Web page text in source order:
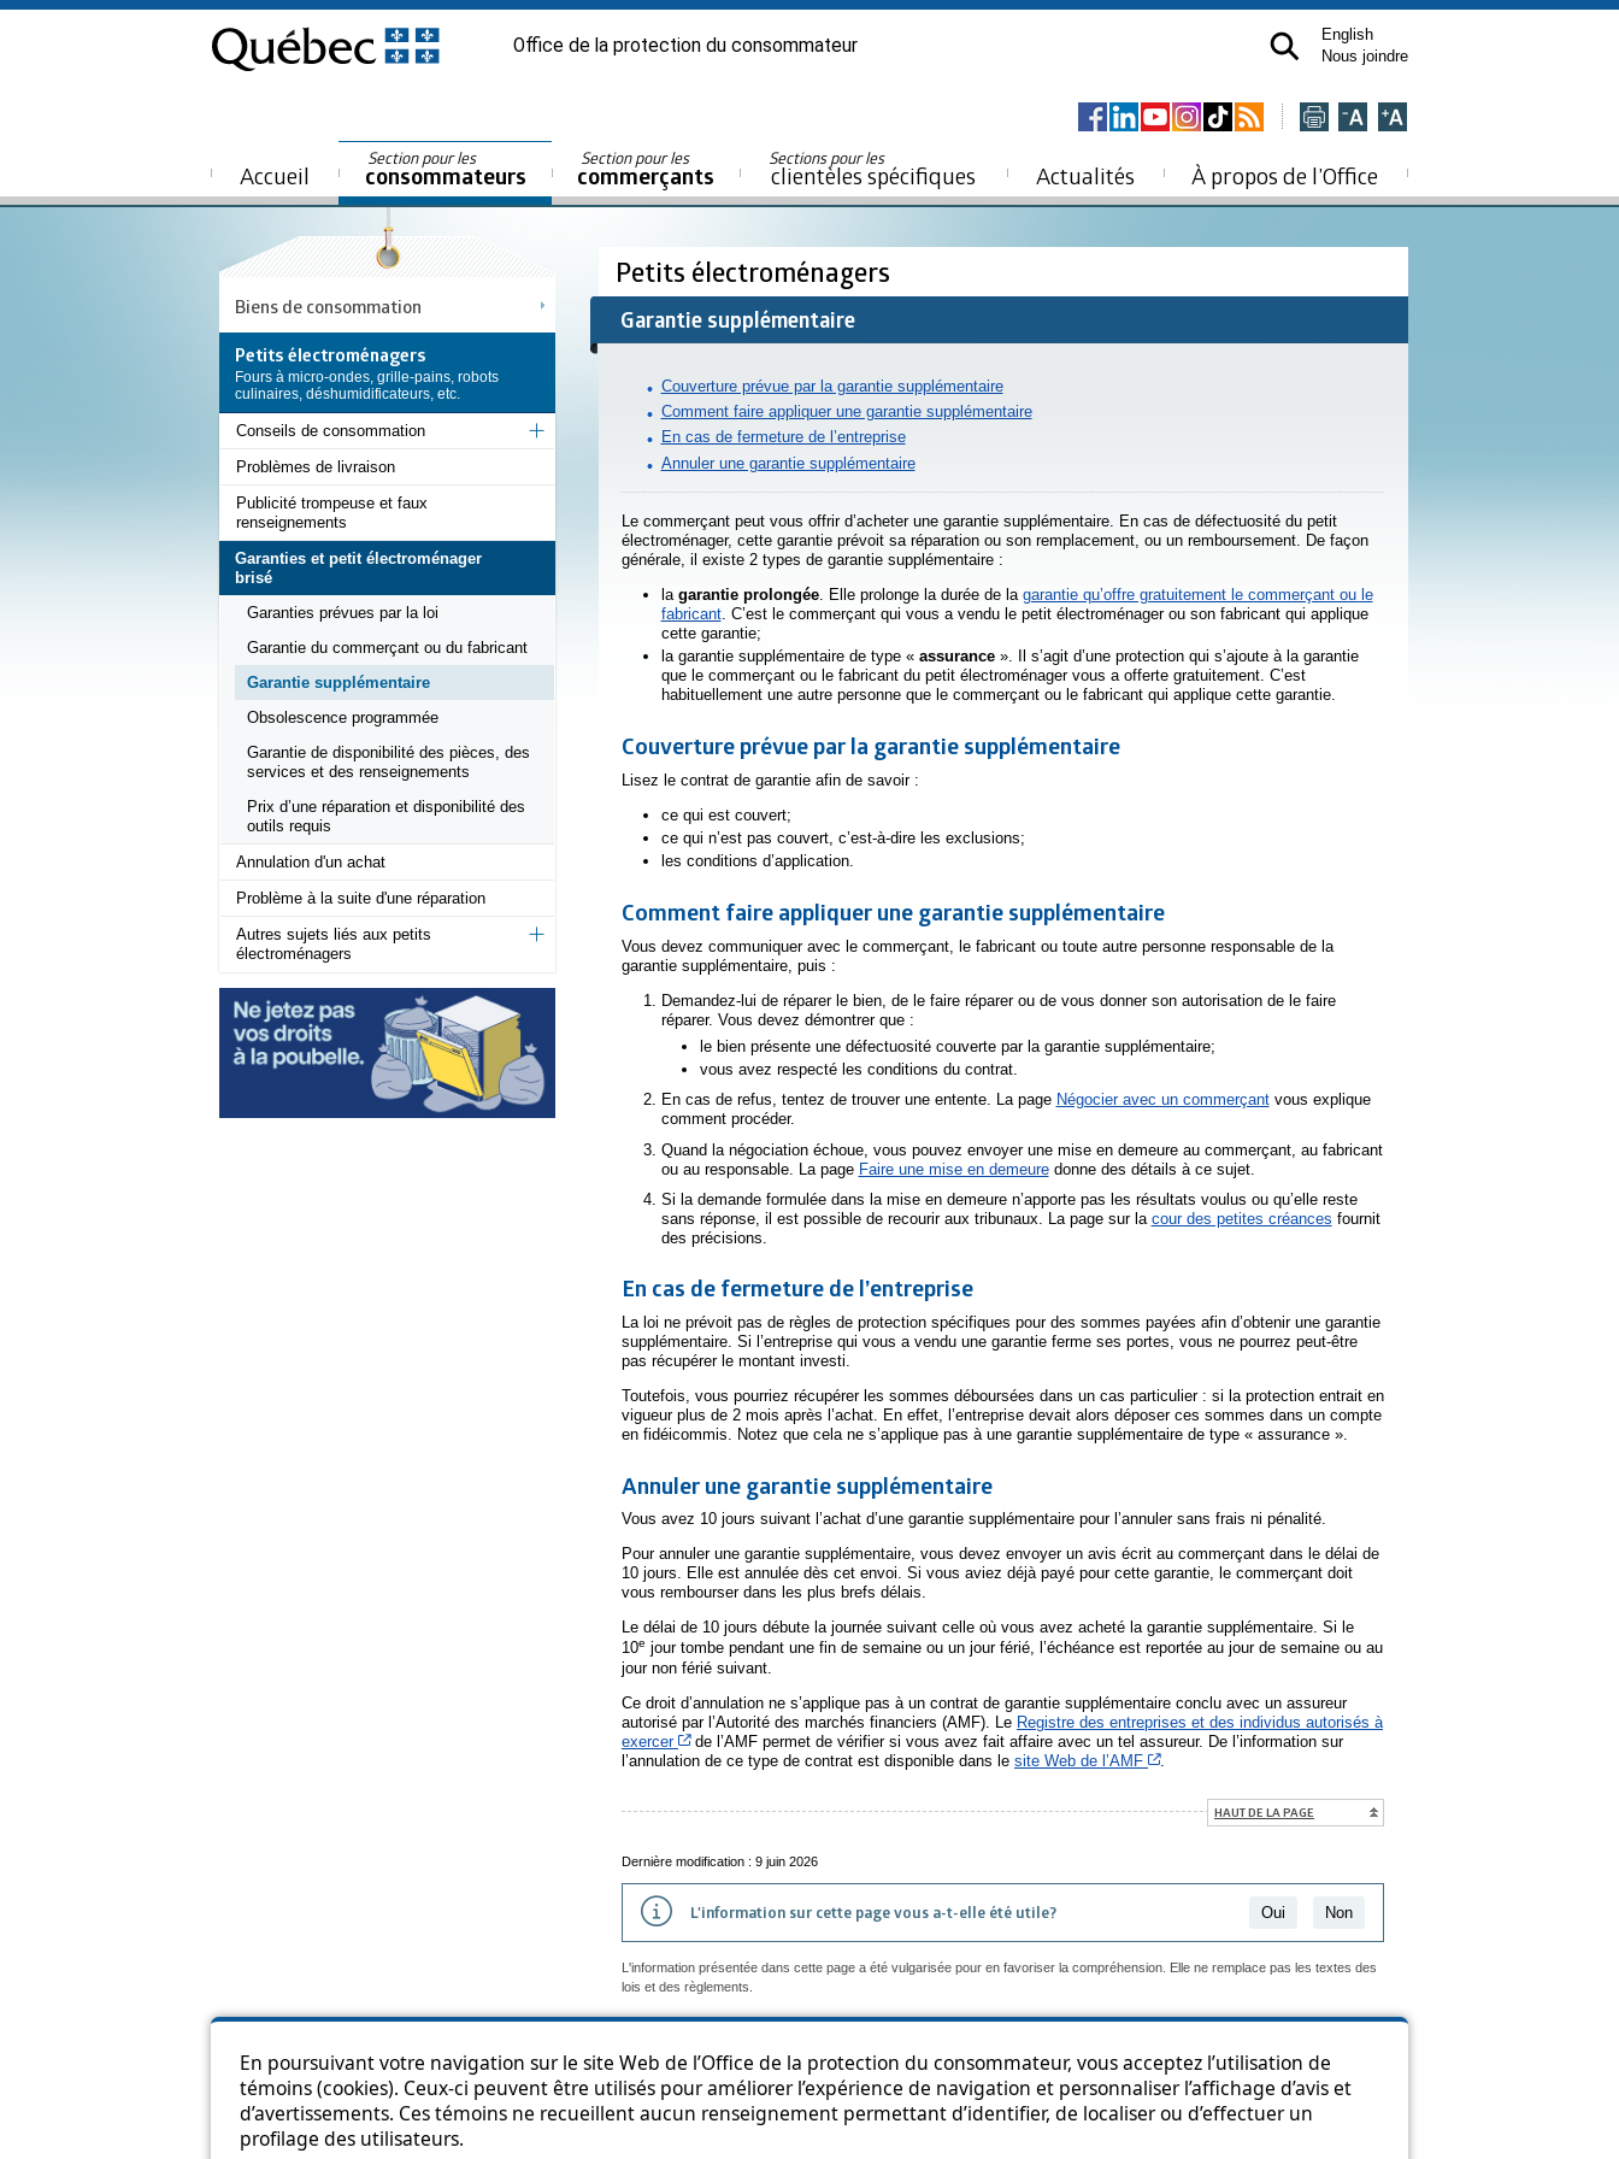
En poursuivant votre navigation sur le site Web de l’Office de la protection du consommateur, vous acceptez l’utilisation de
témoins (cookies). Ceux-ci peuvent être utilisés pour améliorer l’expérience de navigation et personnaliser l’affichage d’avis et
d’avertissements. Ces témoins ne recueillent aucun renseignement permettant d’identifier, de localiser ou d’effectuer un
profilage des utilisateurs.
Office de la protection du consommateur
English
Nous joindre
Accueil
Section pour les
consommateurs
Section pour les
commerçants
Sections pour les
clientèles spécifiques Actualités À propos de l’Office
Biens de consommation
Petits électroménagers
Fours à micro-ondes, grille-pains, robots
culinaires, déshumidificateurs, etc.
Conseils de consommation
Problèmes de livraison
Publicité trompeuse et faux
renseignements
Garanties et petit électroménager
brisé
Garanties prévues par la loi
Garantie du commerçant ou du fabricant
Garantie supplémentaire
Obsolescence programmée
Garantie de disponibilité des pièces, des
services et des renseignements
Prix d’une réparation et disponibilité des
outils requis
Annulation d'un achat
Problème à la suite d'une réparation
Autres sujets liés aux petits
électroménagers
Petits électroménagers
Garantie supplémentaire
Couverture prévue par la garantie supplémentaire
Comment faire appliquer une garantie supplémentaire
En cas de fermeture de l’entreprise
Annuler une garantie supplémentaire
Le commerçant peut vous offrir d’acheter une garantie supplémentaire. En cas de défectuosité du petit
électroménager, cette garantie prévoit sa réparation ou son remplacement, ou un remboursement. De façon
générale, il existe 2 types de garantie supplémentaire :
la garantie prolongée. Elle prolonge la durée de la garantie qu’offre gratuitement le commerçant ou le
fabricant. C’est le commerçant qui vous a vendu le petit électroménager ou son fabricant qui applique
cette garantie;
la garantie supplémentaire de type « assurance». Il s’agit d’une protection qui s’ajoute à la garantie
que le commerçant ou le fabricant du petit électroménager vous a offerte gratuitement. C’est
habituellement une autre personne que le commerçant ou le fabricant qui applique cette garantie.
Couverture prévue par la garantie supplémentaire
Lisez le contrat de garantie afin de savoir :
ce qui est couvert;
ce qui n’est pas couvert, c’est-à-dire les exclusions;
les conditions d’application.
Comment faire appliquer une garantie supplémentaire
Vous devez communiquer avec le commerçant, le fabricant ou toute autre personne responsable de la
garantie supplémentaire, puis :
Demandez-lui de réparer le bien, de le faire réparer ou de vous donner son autorisation de le faire
réparer. Vous devez démontrer que :
le bien présente une défectuosité couverte par la garantie supplémentaire;
vous avez respecté les conditions du contrat.
En cas de refus, tentez de trouver une entente. La page Négocier avec un commerçantvous explique
comment procéder.
Quand la négociation échoue, vous pouvez envoyer une mise en demeure au commerçant, au fabricant
ou au responsable. La page Faire une mise en demeuredonne des détails à ce sujet.
Si la demande formulée dans la mise en demeure n’apporte pas les résultats voulus ou qu’elle reste
sans réponse, il est possible de recourir aux tribunaux. La page sur la cour des petites créances fournit
des précisions.
En cas de fermeture de l’entreprise
La loi ne prévoit pas de règles de protection spécifiques pour des sommes payées afin d’obtenir une garantie
supplémentaire. Si l’entreprise qui vous a vendu une garantie ferme ses portes, vous ne pourrez peut-être
pas récupérer le montant investi.
Toutefois, vous pourriez récupérer les sommes déboursées dans un cas particulier : si la protection entrait en
vigueur plus de 2 mois après l’achat. En effet, l’entreprise devait alors déposer ces sommes dans un compte
en fidéicommis. Notez que cela ne s’applique pas à une garantie supplémentaire de type « assurance ».
Annuler une garantie supplémentaire
Vous avez 10 jours suivant l’achat d’une garantie supplémentaire pour l’annuler sans frais ni pénalité.
Pour annuler une garantie supplémentaire, vous devez envoyer un avis écrit au commerçant dans le délai de
10 jours. Elle est annulée dès cet envoi. Si vous aviez déjà payé pour cette garantie, le commerçant doit
vous rembourser dans les plus brefs délais.
Le délai de 10 jours débute la journée suivant celle où vous avez acheté la garantie supplémentaire. Si le
10e jour tombe pendant une fin de semaine ou un jour férié, l’échéance est reportée au jour de semaine ou au
jour non férié suivant.
Ce droit d’annulation ne s’applique pas à un contrat de garantie supplémentaire conclu avec un assureur
autorisé par l’Autorité des marchés financiers (AMF). Le Registre des entreprises et des individus autorisés à
exercer
Cet hyperlien s’ouvrira dans une nouvelle fenêtre
de l’AMF permet de vérifier si vous avez fait affaire avec un tel assureur. De l’information sur
l’annulation de ce type de contrat est disponible dans le site Web de l’AMF Cet hyperlien s’ouvrira dans une nouvelle fenêtre
.
HAUT DE LA PAGE
Dernière modification : 9 juin 2026
L'information sur cette page vous a-t-elle été utile? Oui Non
L'information présentée dans cette page a été vulgarisée pour en favoriser la compréhension. Elle ne remplace pas les textes des
lois et des règlements.
Plan du site Accessibilité Politique de confidentialité Diffusion de l'information